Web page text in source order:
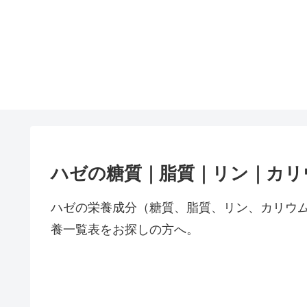
ハゼの糖質｜脂質｜リン｜カ
ハゼの栄養成分（糖質、脂質、リン、カリウ
養一覧表をお探しの方へ。